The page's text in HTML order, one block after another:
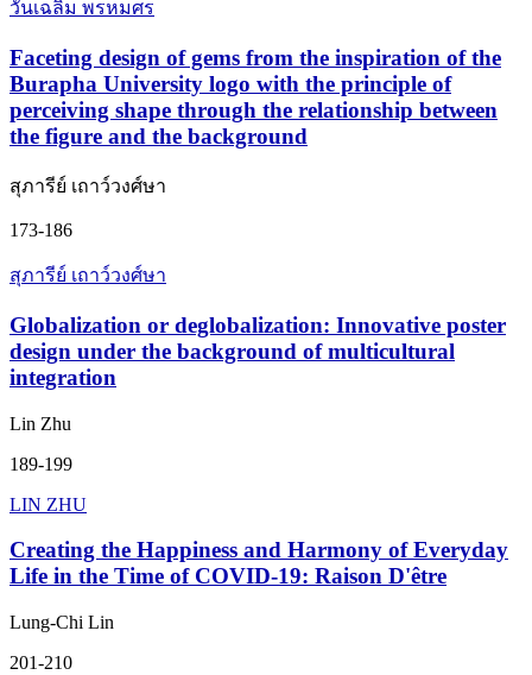
วันเฉลิม พรหมศร
Faceting design of gems from the inspiration of the
Burapha University logo with the principle of
perceiving shape through the relationship between
the figure and the background
สุภารีย์ เถาว์วงศ์ษา
173-186
สุภารีย์ เถาว์วงศ์ษา
Globalization or deglobalization: Innovative poster
design under the background of multicultural
integration
Lin Zhu
189-199
LIN ZHU
Creating the Happiness and Harmony of Everyday
Life in the Time of COVID-19: Raison D'être
Lung-Chi Lin
201-210